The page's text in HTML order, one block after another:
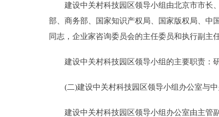
建设中关村科技园区领导小组由北京市市长、
部、商务部、国家知识产权局、国家版权局、中
同志，企业家咨询委员会的主任委员和执行副主
建设中关村科技园区领导小组的主要职责：
(二)建设中关村科技园区领导小组办公室与中
建设中关村科技园区领导小组办公室由主管副